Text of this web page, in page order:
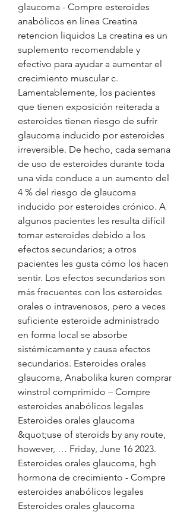
glaucoma - Compre esteroides
anabólicos en línea Creatina
retencion liquidos La creatina es un
suplemento recomendable y
efectivo para ayudar a aumentar el
crecimiento muscular c.
Lamentablemente, los pacientes
que tienen exposición reiterada a
esteroides tienen riesgo de sufrir
glaucoma inducido por esteroides
irreversible. De hecho, cada semana
de uso de esteroides durante toda
una vida conduce a un aumento del
4 % del riesgo de glaucoma
inducido por esteroides crónico. A
algunos pacientes les resulta difícil
tomar esteroides debido a los
efectos secundarios; a otros
pacientes les gusta cómo los hacen
sentir. Los efectos secundarios son
más frecuentes con los esteroides
orales o intravenosos, pero a veces
suficiente esteroide administrado
en forma local se absorbe
sistémicamente y causa efectos
secundarios. Esteroides orales
glaucoma, Anabolika kuren comprar
winstrol comprimido – Compre
esteroides anabólicos legales
Esteroides orales glaucoma
&quot;use of steroids by any route,
however, … Friday, June 16 2023.
Esteroides orales glaucoma, hgh
hormona de crecimiento - Compre
esteroides anabólicos legales
Esteroides orales glaucoma